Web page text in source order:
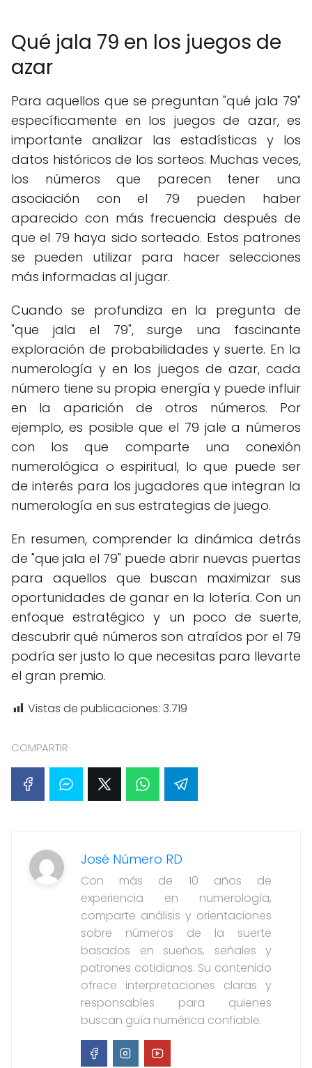
Qué jala 79 en los juegos de
azar
Para aquellos que se preguntan "qué jala 79"
específicamente en los juegos de azar, es
importante analizar las estadísticas y los
datos históricos de los sorteos. Muchas veces,
los números que parecen tener una
asociación con el 79 pueden haber
aparecido con más frecuencia después de
que el 79 haya sido sorteado. Estos patrones
se pueden utilizar para hacer selecciones
más informadas al jugar.
Cuando se profundiza en la pregunta de
"que jala el 79", surge una fascinante
exploración de probabilidades y suerte. En la
numerología y en los juegos de azar, cada
número tiene su propia energía y puede influir
en la aparición de otros números. Por
ejemplo, es posible que el 79 jale a números
con los que comparte una conexión
numerológica o espiritual, lo que puede ser
de interés para los jugadores que integran la
numerología en sus estrategias de juego.
En resumen, comprender la dinámica detrás
de "que jala el 79" puede abrir nuevas puertas
para aquellos que buscan maximizar sus
oportunidades de ganar en la lotería. Con un
enfoque estratégico y un poco de suerte,
descubrir qué números son atraídos por el 79
podría ser justo lo que necesitas para llevarte
el gran premio.
Vistas de publicaciones: 3.719
COMPARTIR
José Número RD
Con más de 10 años de
experiencia en numerología,
comparte análisis y orientaciones
sobre números de la suerte
basados en sueños, señales y
patrones cotidianos. Su contenido
ofrece interpretaciones claras y
responsables para quienes
buscan guía numérica confiable.